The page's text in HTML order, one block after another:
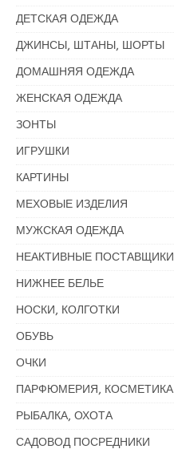
ДЕТСКАЯ ОДЕЖДА
ДЖИНСЫ, ШТАНЫ, ШОРТЫ
ДОМАШНЯЯ ОДЕЖДА
ЖЕНСКАЯ ОДЕЖДА
ЗОНТЫ
ИГРУШКИ
КАРТИНЫ
МЕХОВЫЕ ИЗДЕЛИЯ
МУЖСКАЯ ОДЕЖДА
НЕАКТИВНЫЕ ПОСТАВЩИКИ
НИЖНЕЕ БЕЛЬЕ
НОСКИ, КОЛГОТКИ
ОБУВЬ
ОЧКИ
ПАРФЮМЕРИЯ, КОСМЕТИКА
РЫБАЛКА, ОХОТА
САДОВОД ПОСРЕДНИКИ